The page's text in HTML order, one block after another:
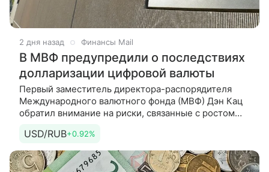
2 дня назад Финансы Mail
В МВФ предупредили о последствиях
долларизации цифровой валюты
Первый заместитель директора-распорядителя
Международного валютного фонда (МВФ) Дэн Кац
обратил внимание на риски, связанные с ростом
к доллару США. По его словам, это
USD/RUB+0.92%